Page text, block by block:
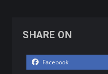
SHARE ON
Facebook